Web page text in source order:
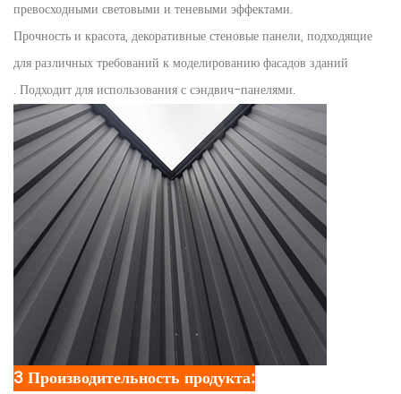
превосходными световыми и теневыми эффектами.
Прочность и красота, декоративные стеновые панели, подходящие
для различных требований к моделированию фасадов зданий
. Подходит для использования с сэндвич-панелями.
3 Производительность продукта: